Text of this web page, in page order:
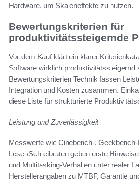
Hardware, um Skaleneffekte zu nutzen.
Bewertungskriterien für
produktivitätssteigernde
Vor dem Kauf klärt ein klarer
Software wirklich produktivitätssteigernd
Bewertungskriterien Technik fassen
Integration und Kosten zusammen.
diese Liste für strukturierte
Leistung und Zuverlässigkeit
Messwerte wie Cinebench-,
Lese-/Schreibraten geben erste
und Multitasking-Verhalten unter realer
Herstellerangaben zu MTBF, Garantie